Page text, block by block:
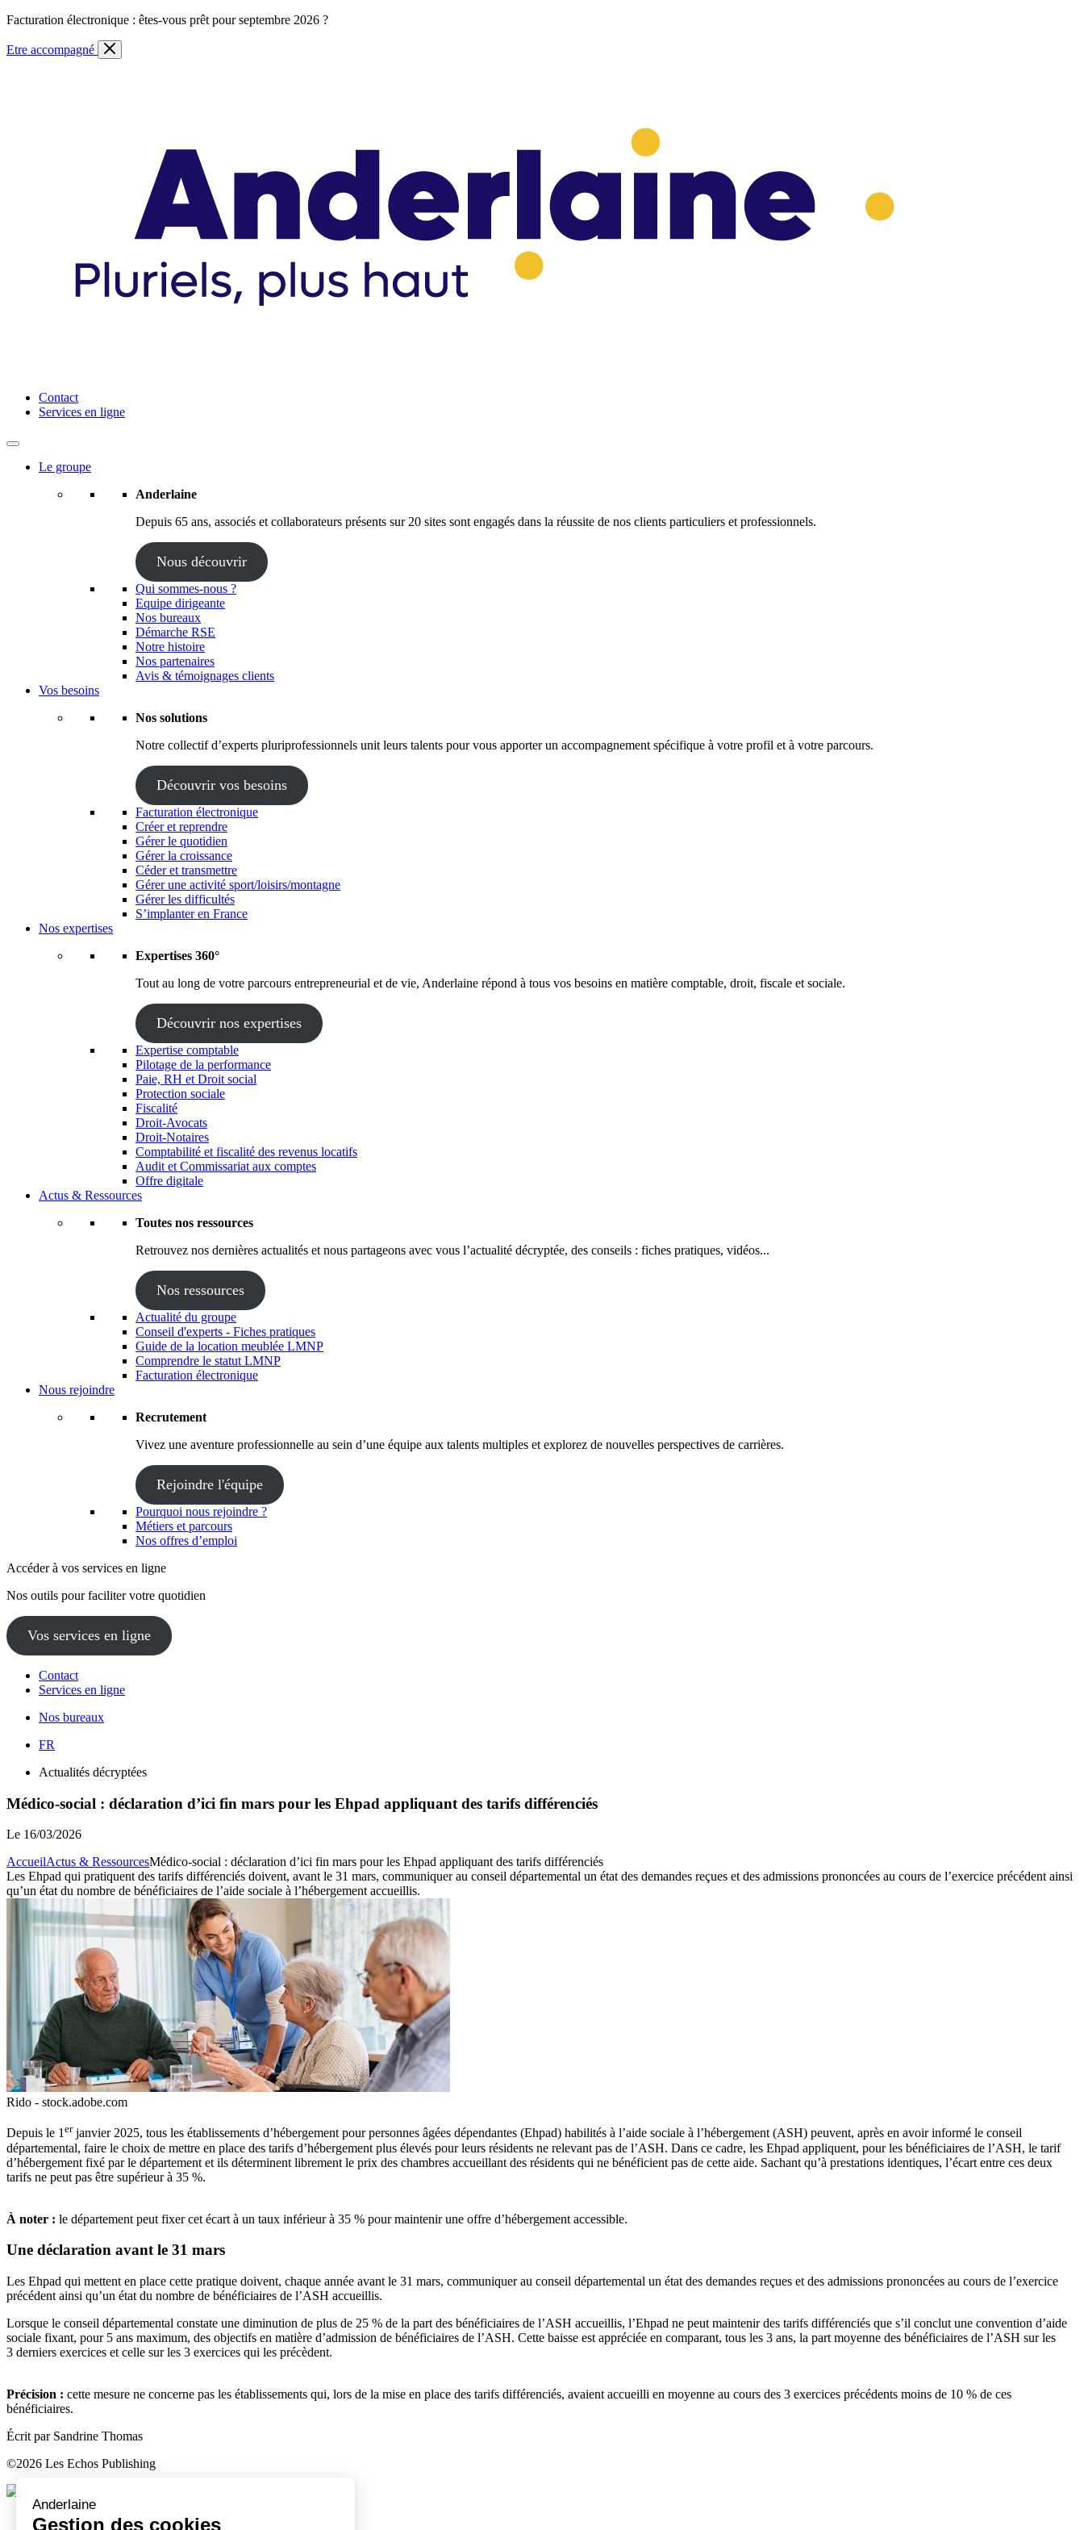
Skip
content
Facturation électronique : êtes-vous prêt pour septembre 2026 ?
Etre accompagné
Anderlaine | Conseil – Expert comptable – Avocat – Audit
Contact
Services en ligne
Le groupe
Anderlaine
Depuis 65 ans, associés et collaborateurs présents sur 20 sites sont engagés dans la réussite de nos clients particuliers et professionnels.
Nous découvrir
Qui sommes-nous ?
Equipe dirigeante
Nos bureaux
Démarche RSE
Notre histoire
Nos partenaires
Avis & témoignages clients
Vos besoins
Nos solutions
Notre collectif d’experts pluriprofessionnels unit leurs talents pour vous apporter un accompagnement spécifique à votre profil et à votre parcours.
Découvrir vos besoins
Facturation électronique
Créer et reprendre
Gérer le quotidien
Gérer la croissance
Céder et transmettre
Gérer une activité sport/loisirs/montagne
Gérer les difficultés
S’implanter en France
Nos expertises
Expertises 360°
Tout au long de votre parcours entrepreneurial et de vie, Anderlaine répond à tous vos besoins en matière comptable, droit, fiscale et sociale.
Découvrir nos expertises
Expertise comptable
Pilotage de la performance
Paie, RH et Droit social
Protection sociale
Fiscalité
Droit-Avocats
Droit-Notaires
Comptabilité et fiscalité des revenus locatifs
Audit et Commissariat aux comptes
Offre digitale
Actus & Ressources
Toutes nos ressources
Retrouvez nos dernières actualités et nous partageons avec vous l’actualité décryptée, des conseils : fiches pratiques, vidéos...
Nos ressources
Actualité du groupe
Conseil d'experts - Fiches pratiques
Guide de la location meublée LMNP
Comprendre le statut LMNP
Facturation électronique
Nous rejoindre
Recrutement
Vivez une aventure professionnelle au sein d’une équipe aux talents multiples et explorez de nouvelles perspectives de carrières.
Rejoindre l'équipe
Pourquoi nous rejoindre ?
Métiers et parcours
Nos offres d’emploi
Accéder à vos services en ligne
Nos outils pour faciliter votre quotidien
Vos services en ligne
Contact
Services en ligne
Nos bureaux
FR
Actualités décryptées
Médico-social : déclaration d’ici fin mars pour les Ehpad appliquant des tarifs différenciés
Le 16/03/2026
AccueilActus & RessourcesMédico-social : déclaration d’ici fin mars pour les Ehpad appliquant des tarifs différenciés
Les Ehpad qui pratiquent des tarifs différenciés doivent, avant le 31 mars, communiquer au conseil départemental un état des demandes reçues et des admissions prononcées au cours de l’exercice précédent ainsi
qu’un état du nombre de bénéficiaires de l’aide sociale à l’hébergement accueillis.
Rido - stock.adobe.com
Depuis le 1erjanvier 2025, tous les établissements d’hébergement pour personnes âgées dépendantes (Ehpad) habilités à l’aide sociale à l’hébergement (ASH) peuvent, après en avoir informé le conseil
départemental, faire le choix de mettre en place des tarifs d’hébergement plus élevés pour leurs résidents ne relevant pas de l’ASH. Dans ce cadre, les Ehpad appliquent, pour les bénéficiaires de l’ASH, le tarif
d’hébergement fixé par le département et ils déterminent librement le prix des chambres accueillant des résidents qui ne bénéficient pas de cette aide. Sachant qu’à prestations identiques, l’écart entre ces deux
tarifs ne peut pas être supérieur à 35 %.
À noter : le département peut fixer cet écart à un taux inférieur à 35 % pour maintenir une offre d’hébergement accessible.
Une déclaration avant le 31 mars
Les Ehpad qui mettent en place cette pratique doivent, chaque année avant le 31 mars, communiquer au conseil départemental un état des demandes reçues et des admissions prononcées au cours de l’exercice
précédent ainsi qu’un état du nombre de bénéficiaires de l’ASH accueillis.
Lorsque le conseil départemental constate une diminution de plus de 25 % de la part des bénéficiaires de l’ASH accueillis, l’Ehpad ne peut maintenir des tarifs différenciés que s’il conclut une convention d’aide
sociale fixant, pour 5 ans maximum, des objectifs en matière d’admission de bénéficiaires de l’ASH. Cette baisse est appréciée en comparant, tous les 3 ans, la part moyenne des bénéficiaires de l’ASH sur les
3 derniers exercices et celle sur les 3 exercices qui les précèdent.
Précision : cette mesure ne concerne pas les établissements qui, lors de la mise en place des tarifs différenciés, avaient accueilli en moyenne au cours des 3 exercices précédents moins de 10 % de ces
bénéficiaires.
Écrit par Sandrine Thomas
©2026 Les Echos Publishing
Découvrir nos expertises